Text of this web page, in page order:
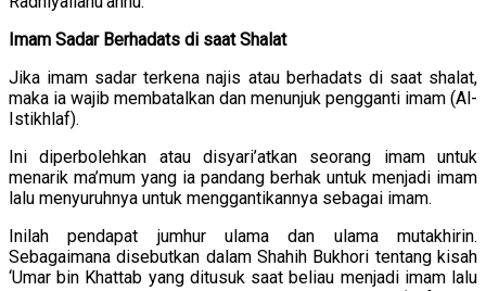
Imam Sadar Berhadats di saat Shalat
Jika imam sadar terkena najis atau berhadats di saat shalat,
maka ia wajib membatalkan dan menunjuk pengganti imam (Al-
Istikhlaf).
Ini diperbolehkan atau disyari’atkan seorang imam untuk
menarik ma’mum yang ia pandang berhak untuk menjadi imam
lalu menyuruhnya untuk menggantikannya sebagai imam.
Inilah pendapat jumhur ulama dan ulama mutakhirin.
Sebagaimana disebutkan dalam Shahih Bukhori tentang kisah
‘Umar bin Khattab yang ditusuk saat beliau menjadi imam lalu